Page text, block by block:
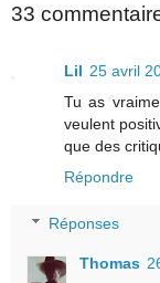
33
Lil 25 avril
Tu as
veulent
que des
Répondre
Réponses
Thomas